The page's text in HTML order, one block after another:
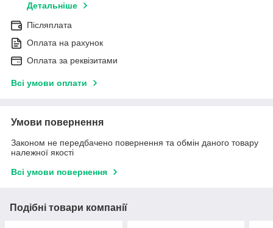
Детальніше
Післяплата
Оплата на рахунок
Оплата за реквізитами
Всі умови оплати
Умови повернення
Законом не передбачено повернення та обмін даного товару
належної якості
Всі умови повернення
Подібні товари компанії